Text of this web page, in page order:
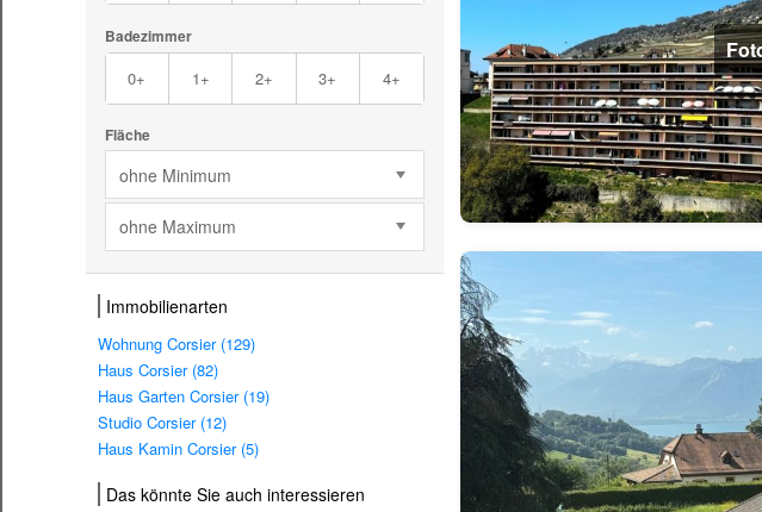
Badezimmer
0+ 1+ 2+ 3+ 4+
Fläche
ohne Minimum
ohne Maximum
Immobilienarten
Wohnung Corsier (129)
Haus Corsier (82)
Haus Garten Corsier (19)
Studio Corsier (12)
Haus Kamin Corsier (5)
Das könnte Sie auch interessieren